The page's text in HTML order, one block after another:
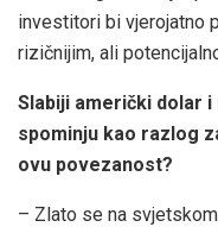
investitori bi vjerojatno
rizičnijim, ali
Slabiji američki dolar
spominju kao razlog
ovu povezanost?
– Zlato se na